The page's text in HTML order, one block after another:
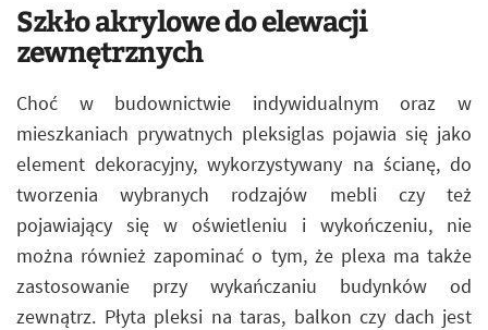
Szkło akrylowe do elewacji
zewnętrznych
Choć w budownictwie indywidualnym oraz w
mieszkaniach prywatnych pleksiglas pojawia się jako
element dekoracyjny, wykorzystywany na ścianę, do
tworzenia wybranych rodzajów mebli czy też
pojawiający się w oświetleniu i wykończeniu, nie
można również zapominać o tym, że plexa ma także
zastosowanie przy wykańczaniu budynków od
zewnątrz. Płyta pleksi na taras, balkon czy dach jest